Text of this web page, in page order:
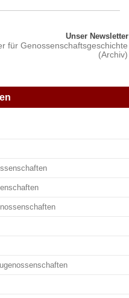
Unser Newsletter